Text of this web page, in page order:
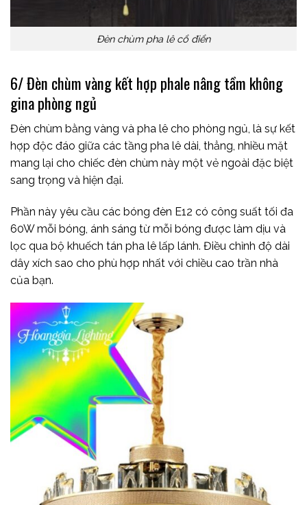
Đèn chùm pha lê cổ điển
6/ Đèn chùm vàng kết hợp phale nâng tầm không
gina phòng ngủ
Đèn chùm bằng vàng và pha lê cho phòng ngủ, là sự kết
hợp độc đáo giữa các tầng pha lê dài, thẳng, nhiều mặt
mang lại cho chiếc đèn chùm này một vẻ ngoài đặc biệt
sang trọng và hiện đại.
Phần này yêu cầu các bóng đèn E12 có công suất tối đa
60W mỗi bóng, ánh sáng từ mỗi bóng được làm dịu và
lọc qua bộ khuếch tán pha lê lấp lánh. Điều chỉnh độ dài
dây xích sao cho phù hợp nhất với chiều cao trần nhà
của bạn.